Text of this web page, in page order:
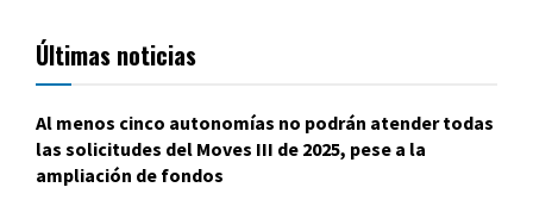
Últimas noticias
Al menos cinco autonomías no podrán atender todas
las solicitudes del Moves III de 2025, pese a la
ampliación de fondos